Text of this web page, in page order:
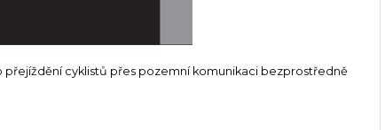
přejíždění cyklistů přes pozemní komunikaci bezprostředně